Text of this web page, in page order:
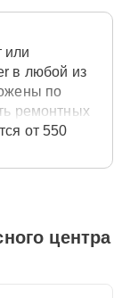
или
в любой из
по
ремонтных
от 550
итоговойцентра